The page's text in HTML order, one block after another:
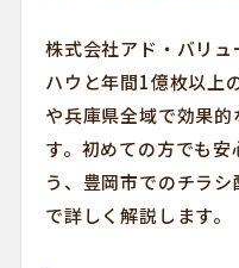
株式会社アド・バリ
ハウと年間1億枚以上
や兵庫県全域で効果
す。初めての方でも
う、豊岡市でのチラ
で詳しく解説します。